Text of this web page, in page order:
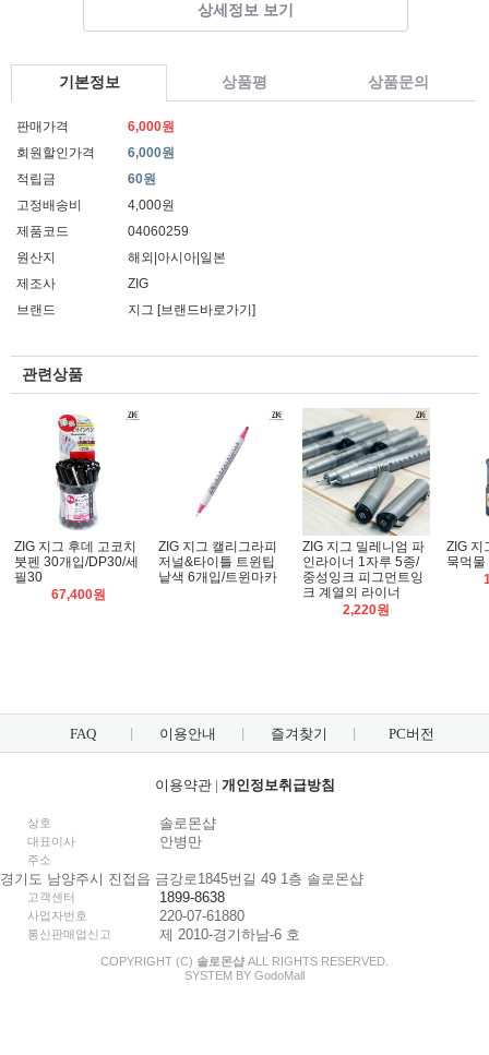
상세정보 보기
기본정보 상품평 상품문의
판매가격
6,000원
회원할인가격
6,000원
적립금
60원
고정배송비
4,000원
제품코드
04060259
원산지
해외|아시아|일본
제조사
ZIG
브랜드
지그 [브랜드바로가기]
관련상품
ZIG 지그 후데 고코치
붓펜 30개입/DP30/세
필30
67,400원
ZIG 지그 캘리그라피
저널&타이틀 트윈팁
낱색 6개입/트윈마카
ZIG 지그 밀레니엄 파
인라이너 1자루 5종/
중성잉크 피그먼트잉
크 계열의 라이너
2,220원
ZIG 지
묵먹
FAQ 이용안내 즐겨찾기 PC버전
이용약관| 개인정보취급방침
상호 솔로몬샵
대표이사 안병만
주소
경기도 남양주시 진접읍 금강로1845번길 49 1층 솔로몬샵
고객센터 1899-8638
사업자번호 220-07-61880
통신판매업신고 제 2010-경기하남-6 호
COPYRIGHT (C) 솔로몬샵 ALL RIGHTS RESERVED.
SYSTEM BY GodoMall